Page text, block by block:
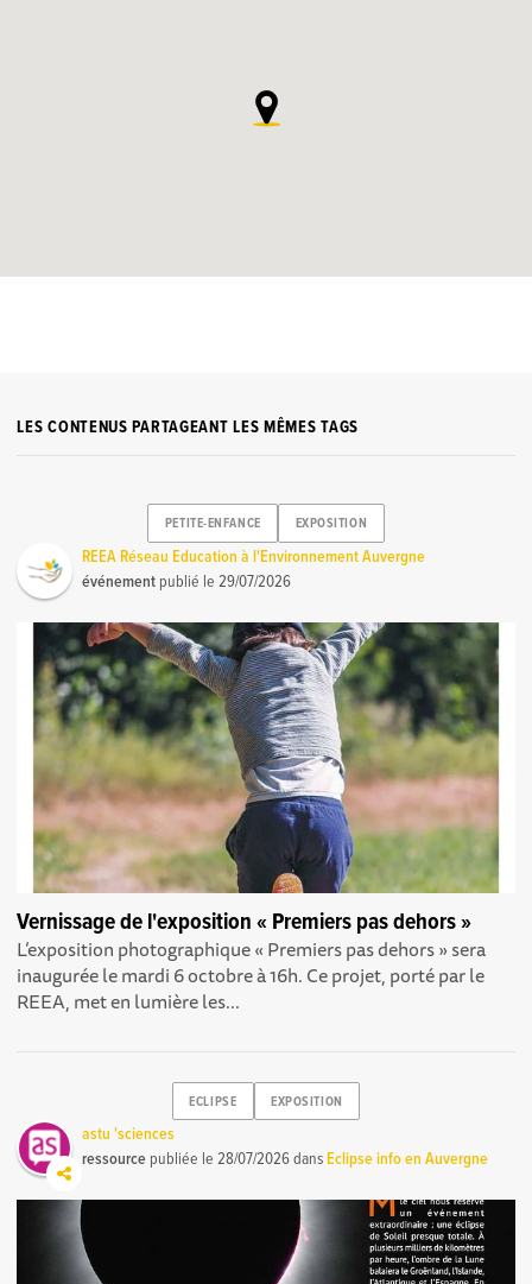
LES CONTENUS PARTAGEANT LES MÊMES TAGS
PETITE-ENFANCE EXPOSITION
REEA Réseau Education à l'Environnement Auvergne
événement publié le29/07/2026
Vernissage de l'exposition « Premiers pas dehors »
L’exposition photographique « Premiers pas dehors » sera
inaugurée le mardi 6 octobre à 16h. Ce projet, porté par le
REEA, met en lumière les...
ECLIPSE EXPOSITION
astu 'sciences
ressource publiée le28/07/2026dansEclipse info en Auvergne